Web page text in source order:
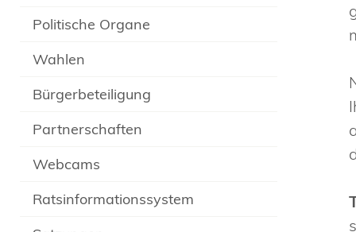
Politische Organe
Wahlen
Bürgerbeteiligung
Partnerschaften
Webcams
Ratsinformationssystem